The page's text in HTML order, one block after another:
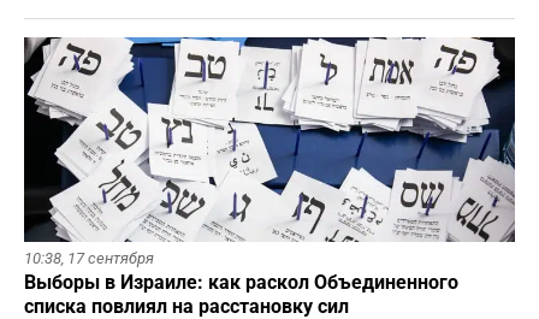
10:38, 17 сентября
Выборы в Израиле: как раскол Объединенного
списка повлиял на расстановку сил